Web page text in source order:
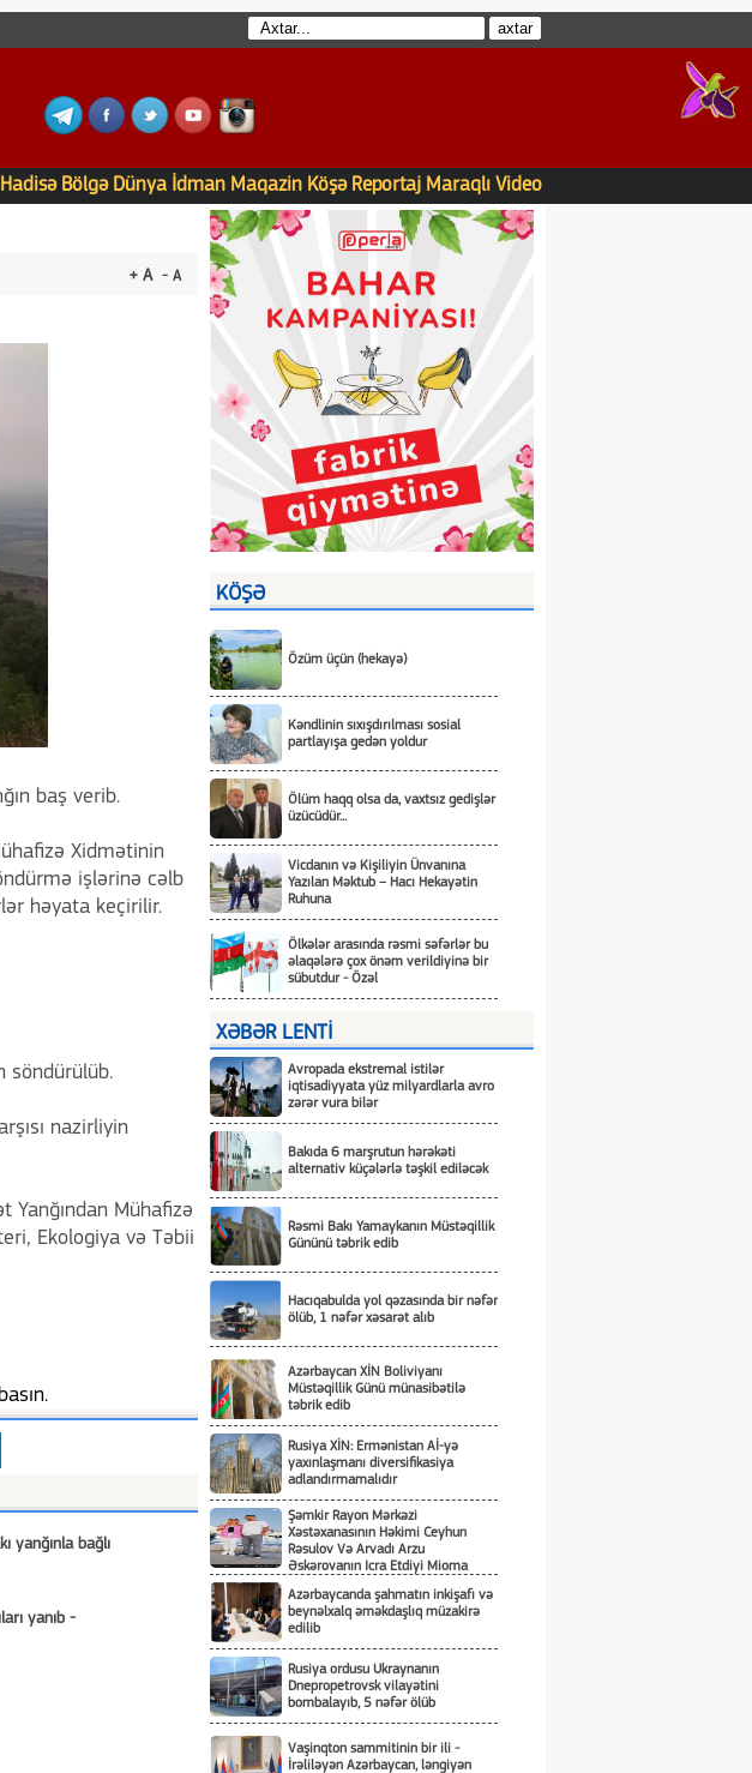
Hadisə Bölgə Dünya İdman Maqazin Köşə Reportaj Maraqlı Video
+ A - A
baş verib.
Xidmətinin
işlərinə cəlb
həyata keçirilir.
söndürülüb.
nazirliyin
Yanğından Mühafizə
Ekologiya və Təbii
yanğınla bağlı
yanıb -
KÖŞƏ
Özüm üçün (hekayə)
Kəndlinin sıxışdırılması sosial
partlayışa gedən yoldur
Ölüm haqq olsa da, vaxtsız gedişlər
üzücüdür...
Vicdanın və Kişiliyin Ünvanına
Yazılan Məktub – Hacı Hekayətin
Ruhuna
Ölkələr arasında rəsmi səfərlər bu
əlaqələrə çox önəm verildiyinə bir
sübutdur - Özəl
XƏBƏR LENTİ
Avropada ekstremal istilər
iqtisadiyyata yüz milyardlarla avro
zərər vura bilər
Bakıda 6 marşrutun hərəkəti
alternativ küçələrlə təşkil ediləcək
Rəsmi Bakı Yamaykanın Müstəqillik
Gününü təbrik edib
Hacıqabulda yol qəzasında bir nəfər
ölüb, 1 nəfər xəsarət alıb
Azərbaycan XİN Boliviyanı
Müstəqillik Günü münasibətilə
təbrik edib
Rusiya XİN: Ermənistan Aİ-yə
yaxınlaşmanı diversifikasiya
adlandırmamalıdır
Şəmkir Rayon Mərkəzi
Xəstəxanasının Həkimi Ceyhun
Rəsulov Və Arvadı Arzu
Əskərovanın Icra Etdiyi Mioma
Ölümü Ilə Bağlı Şəmkir Rayon
Prokrurluğunda Araşdırma Aparılır
Azərbaycanda şahmatın inkişafı və
beynəlxalq əməkdaşlıq müzakirə
edilib
Rusiya ordusu Ukraynanın
Dnepropetrovsk vilayətini
bombalayıb, 5 nəfər ölüb
Vaşinqton sammitinin bir ili -
İrəliləyən Azərbaycan, ləngiyən